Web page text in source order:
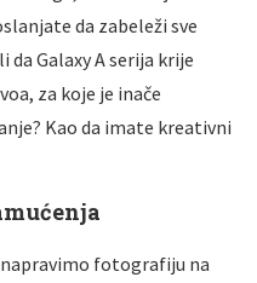
da zabeleži sve
Galaxy A serija krije
za koje je inače
Kao da imate kreativni
fotografiju na